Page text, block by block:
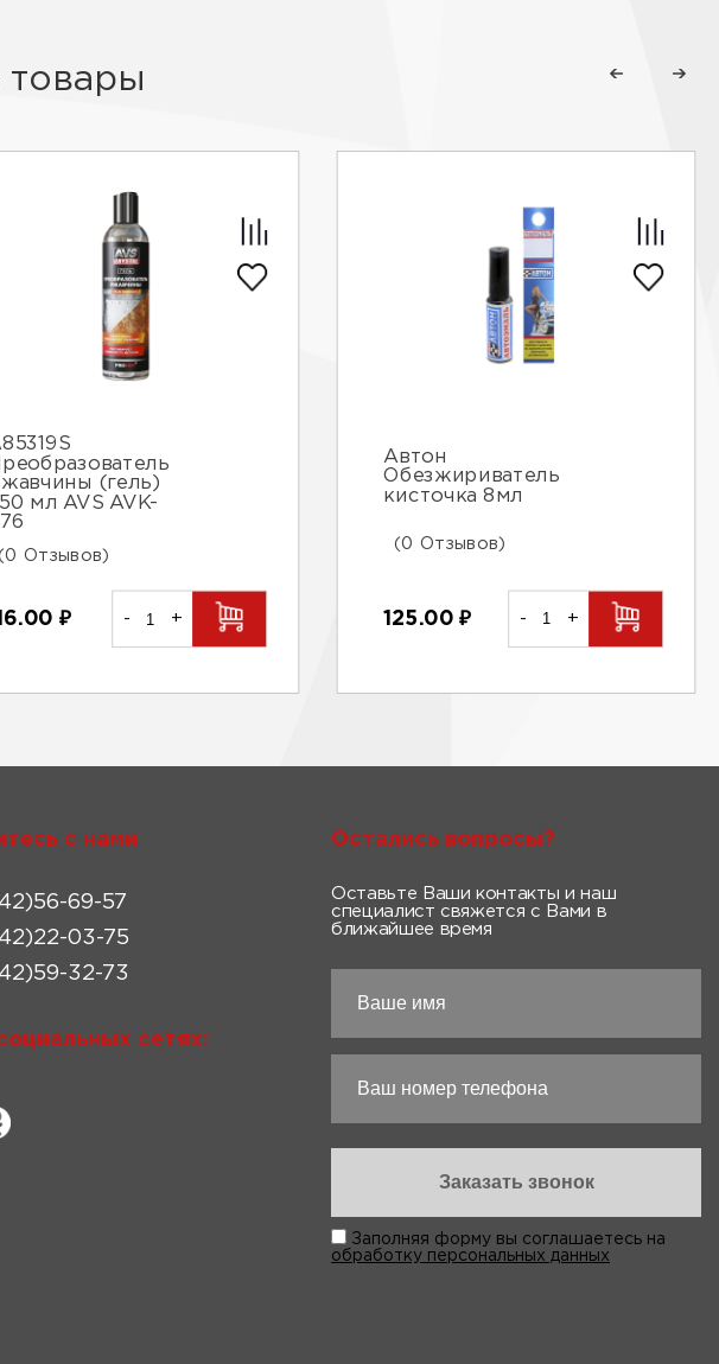
(гель)
мл AVS AVK-
(0 Отзывов)
₽ - +
Автон
Обезжириватель
кисточка 8мл
(0 Отзывов)
125.00₽ - +
с нами
69-57
03-75
32-73
сетях:
Остались вопросы?
Оставьте Ваши контакты и наш
специалист свяжется с Вами в
ближайшее время
Заполняя форму вы соглашаетесь на
обработку персональных данных